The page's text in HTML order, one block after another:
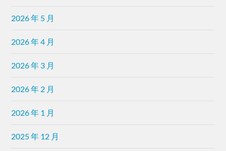
2026 年 5 月
2026 年 4 月
2026 年 3 月
2026 年 2 月
2026 年 1 月
2025 年 12 月